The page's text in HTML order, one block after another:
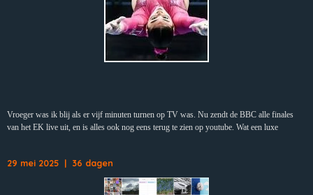
Vroeger was ik blij als er vijf minuten turnen op TV was. Nu zendt de BBC alle finales
van het EK live uit, en is alles ook nog eens terug te zien op youtube. Wat een luxe
29 mei 2025 | 36 dagen